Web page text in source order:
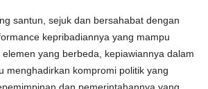
santun, sejuk dan bersahabat dengan
kepribadiannya yang mampu
yang berbeda, kepiawiannya dalam
menghadirkan kompromi politik yang